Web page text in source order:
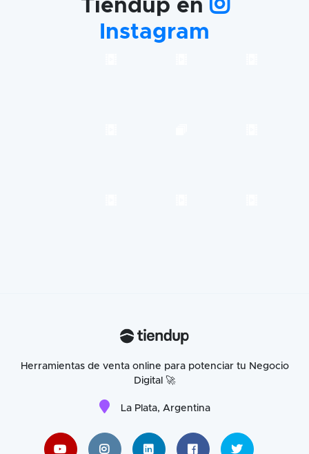
Tiendup en
Instagram
Herramientas de venta online para potenciar tu Negocio
Digital 🚀
La Plata, Argentina